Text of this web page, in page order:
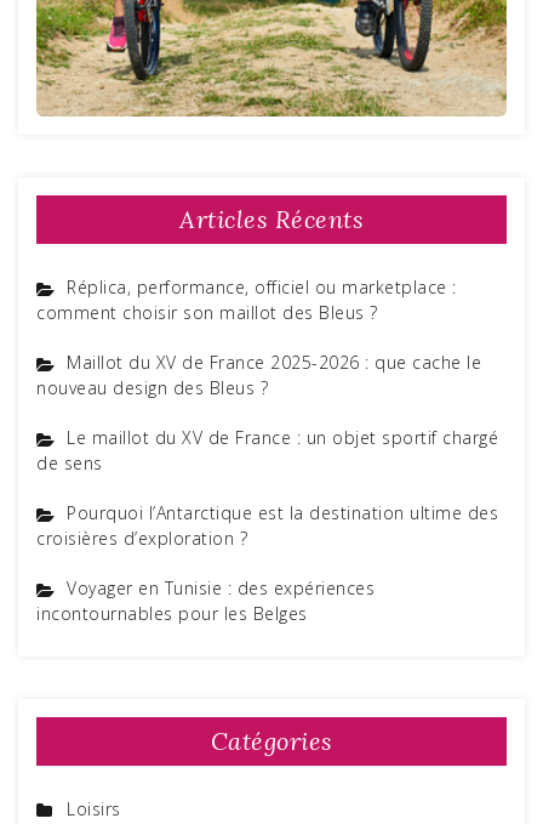
Articles Récents
Réplica, performance, officiel ou marketplace :
comment choisir son maillot des Bleus ?
Maillot du XV de France 2025-2026 : que cache le
nouveau design des Bleus ?
Le maillot du XV de France : un objet sportif chargé
de sens
Pourquoi l’Antarctique est la destination ultime des
croisières d’exploration ?
Voyager en Tunisie : des expériences
incontournables pour les Belges
Catégories
Loisirs